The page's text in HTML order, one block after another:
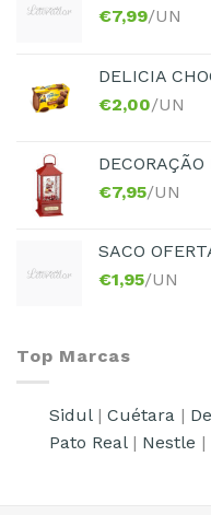
€7,99/UN
DELICIA
€2,00/UN
€7,95/UN
SACO
€1,95/UN
Top Marcas
Sidul| Cuétara |
Pato Real| Nestle |